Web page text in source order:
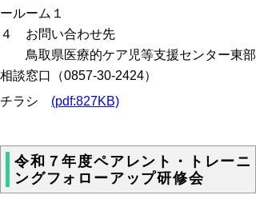
ールーム１
４ お問い合わせ先
鳥取県医療的ケア児等支援センター東部
相談窓口（0857-30-2424）
チラシ (pdf:827KB)
令和７年度ペアレント・トレーニ
ングフォローアップ研修会